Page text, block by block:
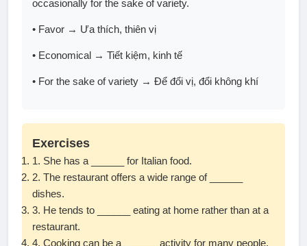
occasionally for the sake of variety.
• Favor → Ưa thích, thiên vị
• Economical → Tiết kiệm, kinh tế
• For the sake of variety → Để đổi vị, đổi không khí
Exercises
1. She has a ______ for Italian food.
2. The restaurant offers a wide range of ______
dishes.
3. He tends to ______ eating at home rather than at a
restaurant.
4. Cooking can be a ______ activity for many people.